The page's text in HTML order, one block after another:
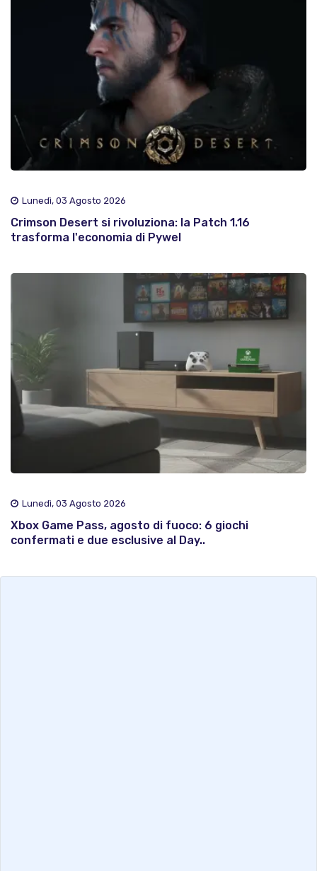
Lunedì, 03 Agosto 2026
Crimson Desert si rivoluziona: la Patch 1.16
trasforma l'economia di Pywel
Lunedì, 03 Agosto 2026
Xbox Game Pass, agosto di fuoco: 6 giochi
confermati e due esclusive al Day..